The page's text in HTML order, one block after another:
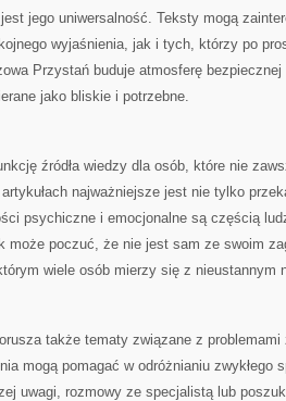
jego uniwersalność. Teksty mogą
wyjaśnienia, jak i tych, którzy po
Przystań buduje atmosferę
jako bliskie i potrzebne.
źródła wiedzy dla osób, które nie
najważniejsze jest nie tylko
psychiczne i emocjonalne są częścią
może poczuć, że nie jest sam ze swoim
wiele osób mierzy się z nieustannym
także tematy związane z
mogą pomagać w odróżnianiu zwykłego
uwagi, rozmowy ze specjalistą lub